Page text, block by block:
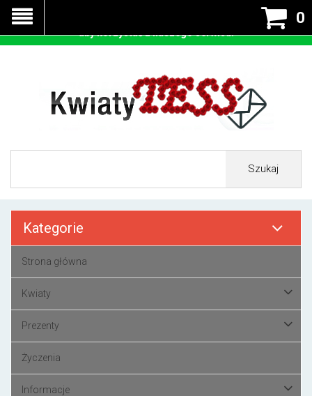
0
Szukaj
Kategorie
Strona główna
Kwiaty
Prezenty
Życzenia
Informacje
Nasza strona korzysta z cookies - czyli tzw ciastek w celu
prawidłowego działania. Zaakceptuj przyjmowanie cookies
aby korzystać z naszego serwisu.